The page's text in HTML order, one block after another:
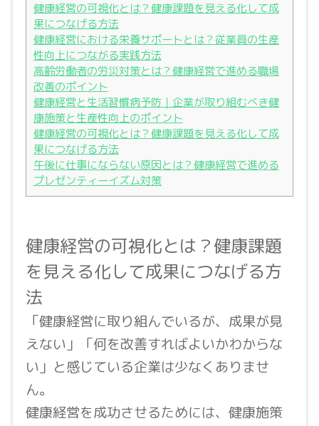
健康経営の可視化とは？健康課題を見える化して成
果につなげる方法
健康経営における栄養サポートとは？従業員の生産
性向上につながる実践方法
高齢労働者の労災対策とは？健康経営で進める職場
改善のポイント
健康経営と生活習慣病予防｜企業が取り組むべき健
康施策と生産性向上のポイント
健康経営の可視化とは？健康課題を見える化して成
果につなげる方法
午後に仕事にならない原因とは？健康経営で進める
プレゼンティーイズム対策
健康経営の可視化とは？健康課題
を見える化して成果につなげる方
法
「健康経営に取り組んでいるが、成果が見
えない」「何を改善すればよいかわからな
い」と感じている企業は少なくありませ
ん。
健康経営を成功させるためには、健康施策